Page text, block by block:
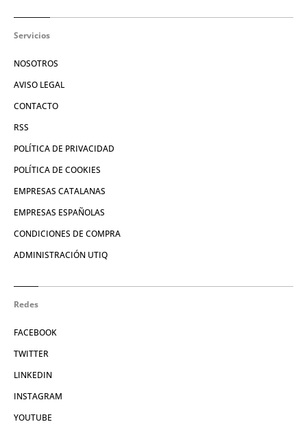
Servicios
NOSOTROS
AVISO LEGAL
CONTACTO
RSS
POLÍTICA DE PRIVACIDAD
POLÍTICA DE COOKIES
EMPRESAS CATALANAS
EMPRESAS ESPAÑOLAS
CONDICIONES DE COMPRA
ADMINISTRACIÓN UTIQ
Redes
FACEBOOK
TWITTER
LINKEDIN
INSTAGRAM
YOUTUBE